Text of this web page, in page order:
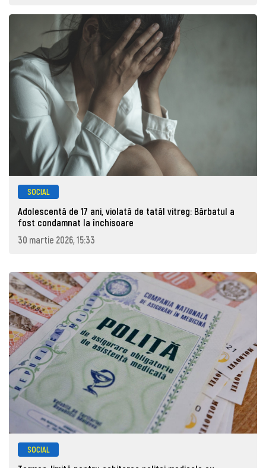
SOCIAL
Adolescentă de 17 ani, violată de tatăl vitreg: Bărbatul a
fost condamnat la închisoare
30 martie 2026, 15:33
SOCIAL